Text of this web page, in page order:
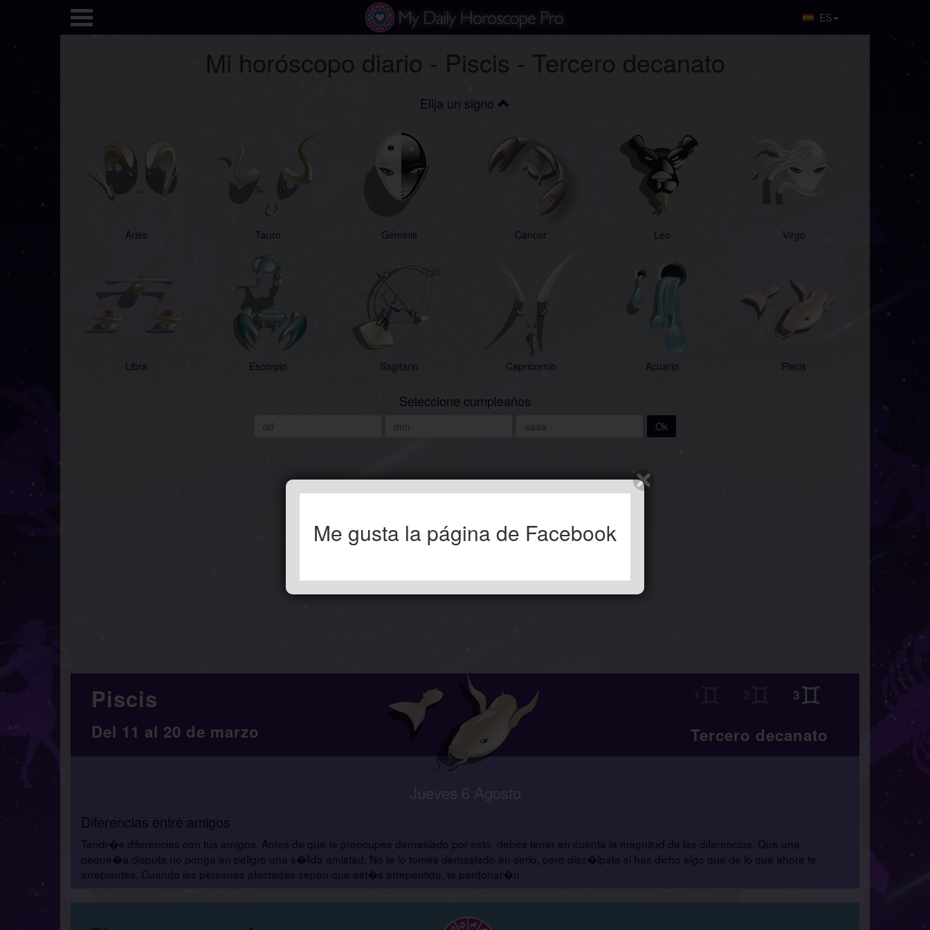
ES
Mi horóscopo diario - Piscis - Tercero decanato
Elija un signo
Aries Tauro Géminis Cáncer Leo Virgo
Libra Escorpio Sagitario Capricornio Acuario Piscis
Seleccione cumpleaños
Ok
Piscis
Del 11 al 20 de marzo Tercero decanato
Jueves 6 Agosto
Diferencias entre amigos
Tendr�s diferencias con tus amigos. Antes de que te preocupes demasiado por esto, debes tener en cuenta la magnitud de las diferencias. Que una
peque�a disputa no ponga en peligro una s�lida amistad. No te lo tomes demasiado en serio, pero disc�lpate si has dicho algo que de lo que ahora te
arrepientes. Cuando las personas afectadas sepan que est�s arrepentido, te perdonar�n.
Me gusta la página de Facebook